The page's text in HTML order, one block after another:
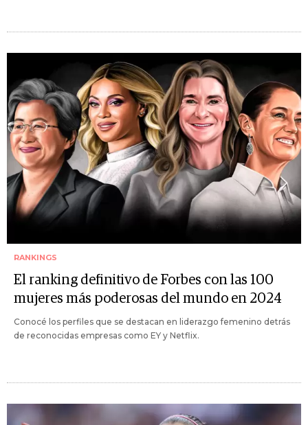
RANKINGS
El ranking definitivo de Forbes con las 100
mujeres más poderosas del mundo en 2024
Conocé los perfiles que se destacan en liderazgo femenino detrás
de reconocidas empresas como EY y Netflix.